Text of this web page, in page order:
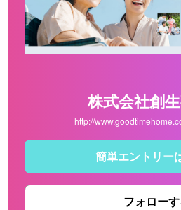
株式会社創
http://
簡単エントリー
フォロー